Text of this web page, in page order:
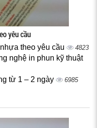
yêu cầu
theo yêu cầu 4823
nghệ in phun kỹ thuật
từ 1 – 2 ngày 6985